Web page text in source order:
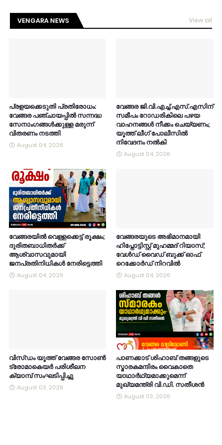
VENGARA NEWS View all
പ്രളയക്കെടുതി പ്രതിരോധം:
വേങ്ങര പഞ്ചായപ്പിൽ സന്നദ്ധ
സേനാംഗങ്ങൾക്കുള്ള മരുന്ന്
വിതരണം നടത്തി
August 04, 2026
വേങ്ങര ജി.വി.എച്ച്.എസ്.എസിന്
സമീപം റോഡരികിലെ പഴയ
വാഹനങ്ങൾ നീക്കം ചെയ്യണം;
യൂത്ത് ലീഗ് പോലീസിൽ
നിവേദനം നൽകി
August 04, 2026
വേങ്ങരയിൽ വെള്ളക്കെട്ട് രൂക്ഷം;
ദുരിതബാധിതർക്ക്
ആശ്വാസവുമായി
ജനപ്രതിനിധികൾ നേരിട്ടെത്തി
August 04, 2026
വേങ്ങരയുടെ അഭിമാനമായി
ഹിപ്നോട്ടിസ്റ്റ് മുഹമ്മദ് റിയാസ്;
വേൾഡ് വൈഡ് ബുക്ക് ഓഫ്
റെക്കോർഡ് നിറവിൽ
August 04, 2026
വിസ്ഡം യൂത്ത് വേങ്ങര സോൺ
ട്രോമാകെയർ പരിശീലന
ക്യാമ്പ് സംഘടിപ്പിച്ചു
August 03, 2026
പാണക്കാട് ശിഹാബ് തങ്ങളുടെ
സ്മാരകമന്ദിരം വൈകാതെ
യാഥാർഥ്യമാക്കുമെന്ന്
മുഖ്യമന്ത്രി വി.ഡി. സതീശൻ
August 03, 2026